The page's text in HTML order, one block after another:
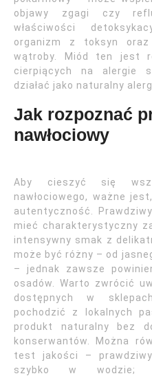
objawy zgagi czy
właściwości
organizm z toksyn oraz
wątroby. Miód ten jest
cierpiących na alergie
działać jako naturalny
Jak rozpoznać
nawłociowy
Aby cieszyć się
nawłociowego, ważne
autentyczność.
mieć charakterystyczny
intensywny smak z
może być różny – od
– jednak zawsze
osadów. Warto zwrócić
dostępnych w
pochodzić z lokalnych
produkt naturalny bez
konserwantów. Można
test jakości –
szybko w wodzie;